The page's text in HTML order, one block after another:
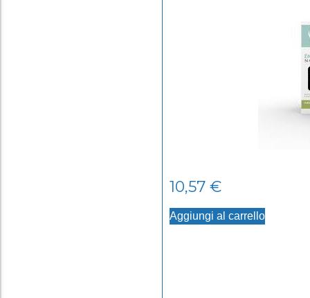
10,57 €
Aggiungi al carrello